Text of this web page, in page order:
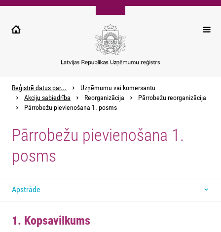
Pārlekt
galveno
Reģistrē datus par...
Uzņēmumu vai komersantu
Akciju sabiedrība
Reorganizācija
Pārrobežu reorganizācija
Pārrobežu pievienošana 1. posms
Pārrobežu pievienošana 1.
posms
Apstrāde
1. Kopsavilkums